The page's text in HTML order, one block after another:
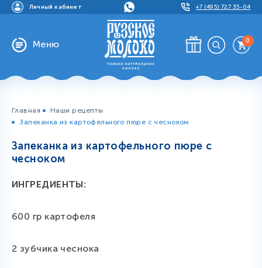
Личный кабинет +7 (495) 727 35-04
Меню 0
Главная
Наши рецепты
Запеканка из картофельного пюре с чесноком
Запеканка из картофельного пюре с
чесноком
ИНГРЕДИЕНТЫ:
600 гр картофеля
2 зубчика чеснока